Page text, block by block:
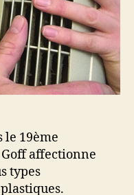
le 19ème
affectionne
types